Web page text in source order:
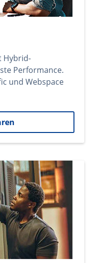
Hybrid-
Performance.
und Webspace